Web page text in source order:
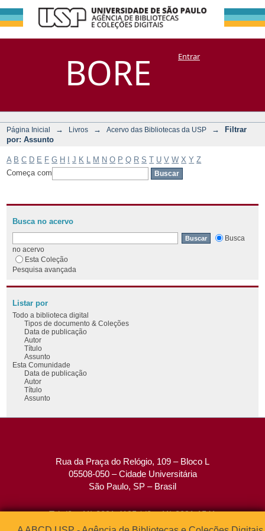
BORE
Filtrar por:
Assunto
DSpace/Manakin + CoriscoEntrar
Página Inicial → Livros → Acervo das Bibliotecas da USP →
Filtrar
por: Assunto
A B C D E F G H J K M N O P Q R S T U V W X Y Z
Começa com
Busca no acervo
Busca
no acervo
Esta Coleção
Pesquisa avançada
Listar por
Todo a biblioteca digital
Tipos de documento & Coleções
Data de publicação
Autor
Título
Assunto
Esta Comunidade
Data de publicação
Autor
Título
Assunto
Rua da Praça do Relógio, 109 – Bloco L
05508-050 – Cidade Universitária
São Paulo, SP – Brasil
Tel: (0xx11) 3091-4195 / (0xx11) 3091-1541
Fax: (0xx11) 3091-1567